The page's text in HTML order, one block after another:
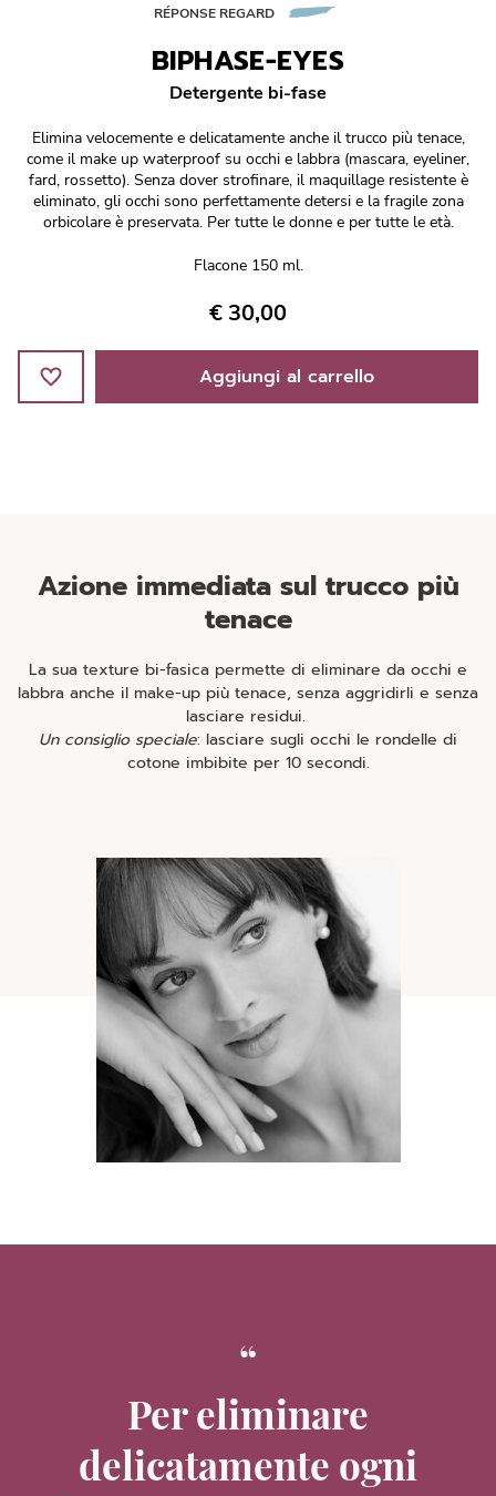
Réponse Pureté
Réponse Délicate
Réponse Cosmake-up
Réponse Fondamentale
Réponse Soleil
Edizione Limitata
RÉPONSE REGARD
BIPHASE-EYES
Detergente bi-fase
Elimina velocemente e delicatamente anche il trucco più tenace,
come il make up waterproof su occhi e labbra (mascara, eyeliner,
fard, rossetto). Senza dover strofinare, il maquillage resistente è
eliminato, gli occhi sono perfettamente detersi e la fragile zona
orbicolare è preservata. Per tutte le donne e per tutte le età.
Flacone 150 ml.
€ 30,00
Aggiungi al carrello
Azione immediata sul trucco più
tenace
La sua texture bi-fasica permette di eliminare da occhi e
labbra anche il make-up più tenace, senza aggridirli e senza
lasciare residui.
Un consiglio speciale: lasciare sugli occhi le rondelle di
cotone imbibite per 10 secondi.
Per eliminare
delicatamente ogni